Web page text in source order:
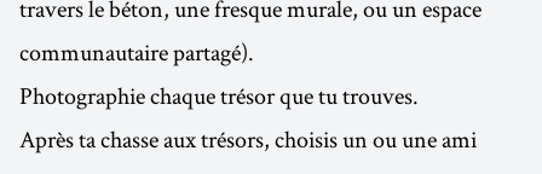
travers le béton, une fresque murale, ou un espace
communautaire partagé).
Photographie chaque trésor que tu trouves.
Après ta chasse aux trésors, choisis un ou une ami